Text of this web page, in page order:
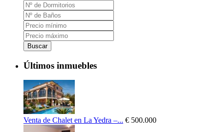
Buscar
Últimos inmuebles
Venta de Chalet en La Yedra –... € 500.000